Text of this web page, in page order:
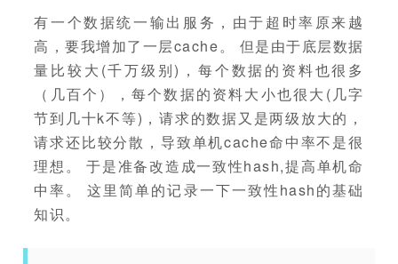
有一个数据统一输出服务，由于超时率原来越
高，要我增加了一层cache。 但是由于底层数据
量比较大(千万级别)，每个数据的资料也很多
（几百个），每个数据的资料大小也很大(几字
节到几十k不等)，请求的数据又是两级放大的，
请求还比较分散，导致单机cache命中率不是很
理想。 于是准备改造成一致性hash,提高单机命
中率。 这里简单的记录一下一致性hash的基础
知识。